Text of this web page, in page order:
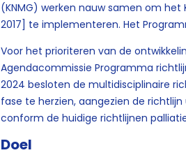
(KNMG) werken nauw samen om het
2017] te implementeren. Het
Voor het prioriteren van de
Agendacommissie Programma
2024 besloten de multidisciplinaire
fase te herzien, aangezien de
conform de huidige richtlijnen
Doel